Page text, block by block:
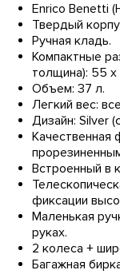
Enrico Benetti
Твердый
Ручная кладь.
Компактные
толщина): 55
Объем: 37 л.
Легкий вес:
Дизайн: Silver
Качественная
Встроенный в
фиксации
Маленькая
руках.
2 колеса +
Багажная